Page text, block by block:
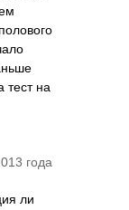
тест на
года
ли